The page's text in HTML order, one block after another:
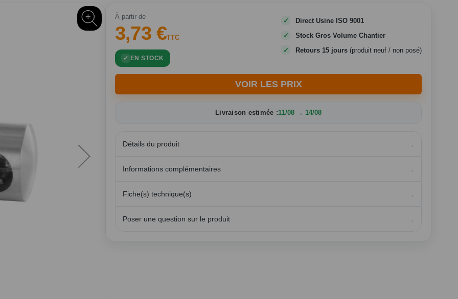
À partir de
3,73 €TTC
EN STOCK
Direct Usine ISO 9001
Stock Gros Volume Chantier
Retours 15 jours (produit neuf / non posé)
VOIR LES PRIX
Livraison estimée :11/08 → 14/08
Détails du produit
Informations complémentaires
Fiche(s) technique(s)
Poser une question sur le produit